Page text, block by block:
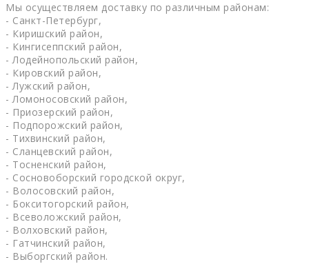
Мы осуществляем доставку по различным районам:
- Санкт-Петербург,
- Киришский район,
- Кингисеппский район,
- Лодейнопольский район,
- Кировский район,
- Лужский район,
- Ломоносовский район,
- Приозерский район,
- Подпорожский район,
- Тихвинский район,
- Сланцевский район,
- Тосненский район,
- Сосновоборский городской округ,
- Волосовский район,
- Бокситогорский район,
- Всеволожский район,
- Волховский район,
- Гатчинский район,
- Выборгский район.